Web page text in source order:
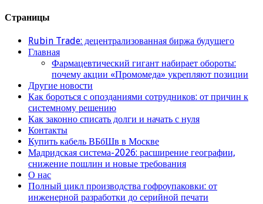
Страницы
Rubin Trade: децентрализованная биржа будущего
Главная
Фармацевтический гигант набирает обороты:
почему акции «Промомеда» укрепляют позиции
Другие новости
Как бороться с опозданиями сотрудников: от причин к
системному решению
Как законно списать долги и начать с нуля
Контакты
Купить кабель ВБбШв в Москве
Мадридская система-2026: расширение географии,
снижение пошлин и новые требования
О нас
Полный цикл производства гофроупаковки: от
инженерной разработки до серийной печати